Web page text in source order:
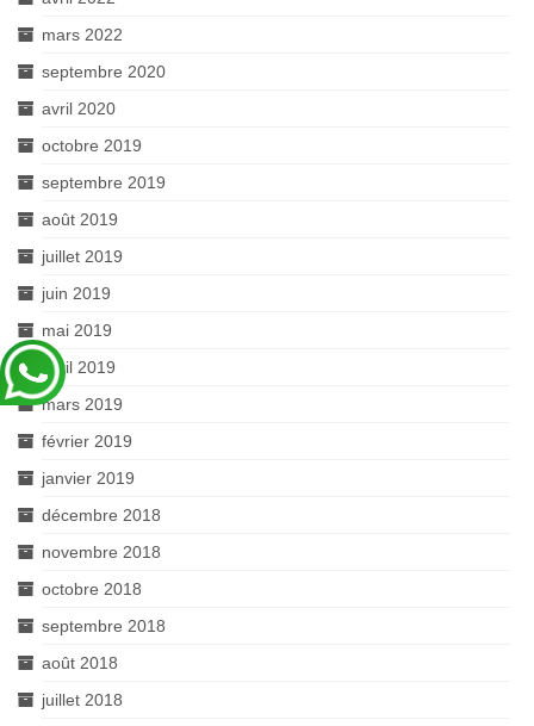
mars 2022
septembre 2020
avril 2020
octobre 2019
septembre 2019
août 2019
juillet 2019
juin 2019
mai 2019
avril 2019
mars 2019
février 2019
janvier 2019
décembre 2018
novembre 2018
octobre 2018
septembre 2018
août 2018
juillet 2018